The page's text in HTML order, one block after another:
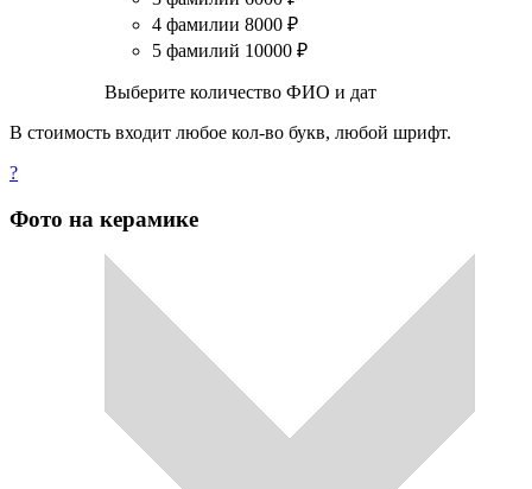
4 фамилии 8000 ₽
5 фамилий 10000 ₽
Выберите количество ФИО и дат
В стоимость входит любое кол-во букв, любой шрифт.
?
Фото на керамике